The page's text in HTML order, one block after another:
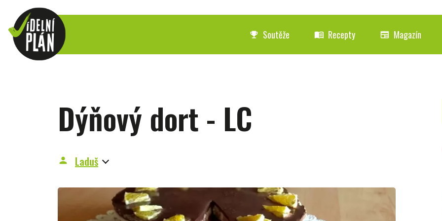
emoji_events Soutěže menu_book Recepty newspaper Magazín
Dýňový dort - LC
person Laduš